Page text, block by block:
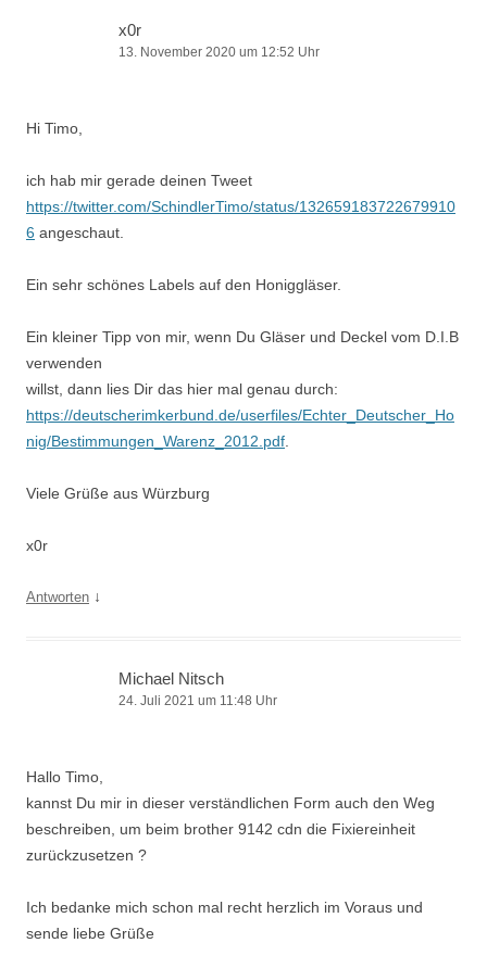
x0r
13. November 2020 um 12:52 Uhr
Hi Timo,
ich hab mir gerade deinen Tweet
https://twitter.com/SchindlerTimo/status/132659183722679910
6 angeschaut.
Ein sehr schönes Labels auf den Honiggläser.
Ein kleiner Tipp von mir, wenn Du Gläser und Deckel vom D.I.B
verwenden
willst, dann lies Dir das hier mal genau durch:
https://deutscherimkerbund.de/userfiles/Echter_Deutscher_Ho
nig/Bestimmungen_Warenz_2012.pdf
Viele Grüße aus Würzburg
x0r
Antworten ↓
Michael Nitsch
24. Juli 2021 um 11:48 Uhr
Hallo Timo,
kannst Du mir in dieser verständlichen Form auch den Weg
beschreiben, um beim brother 9142 cdn die Fixiereinheit
zurückzusetzen ?
Ich bedanke mich schon mal recht herzlich im Voraus und
sende liebe Grüße